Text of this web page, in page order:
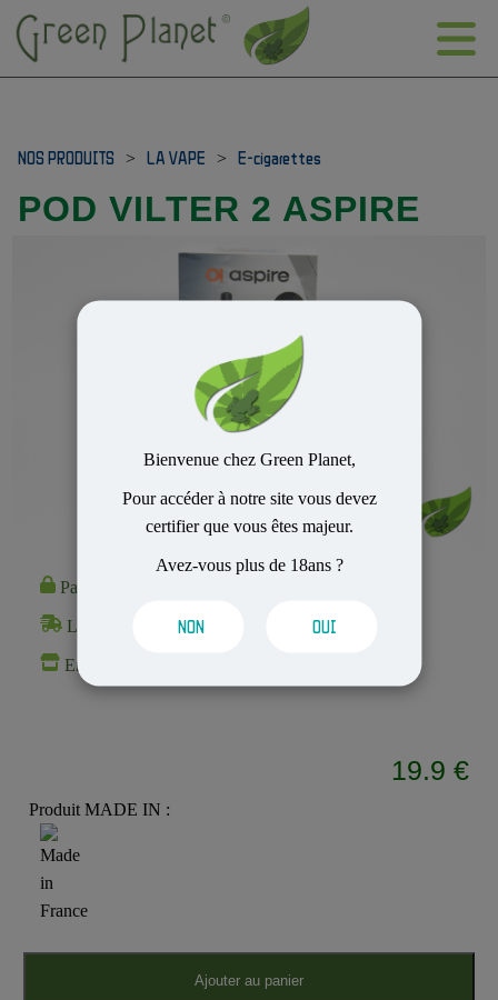
Bienvenue chez Green Planet,
Pour accéder à notre site vous devez
certifier que vous êtes majeur.
Avez-vous plus de 18ans ?
NON OUI
NOS PRODUITS > LA VAPE > E-cigarettes
POD VILTER 2 ASPIRE
Paiement 100% Sécurisé
Livraison Rapide et Discrète
En stock
19.9 €
Produit MADE IN :
Ajouter au panier